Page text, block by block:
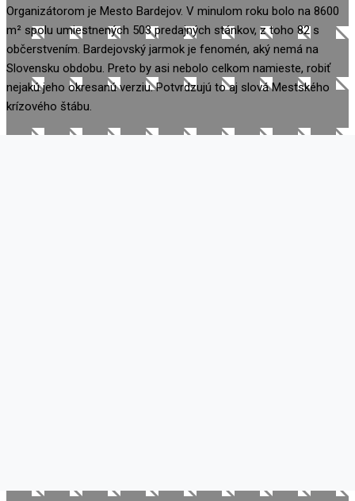
Organizátorom je Mesto Bardejov. V minulom roku bolo na 8600
m² spolu umiestnených 503 predajných stánkov, z toho 82 s
občerstvením. Bardejovský jarmok je fenomén, aký nemá na
Slovensku obdobu. Preto by asi nebolo celkom namieste, robiť
nejakú jeho okresanú verziu. Potvrdzujú to aj slováMestského
krízového štábu.